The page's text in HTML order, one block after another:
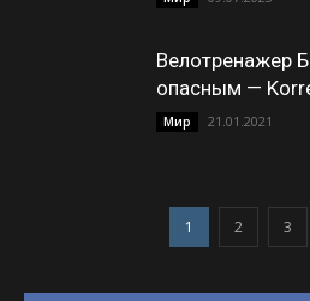
Велотренажер
опасным —
Мир 21.01.2021
1 2 3